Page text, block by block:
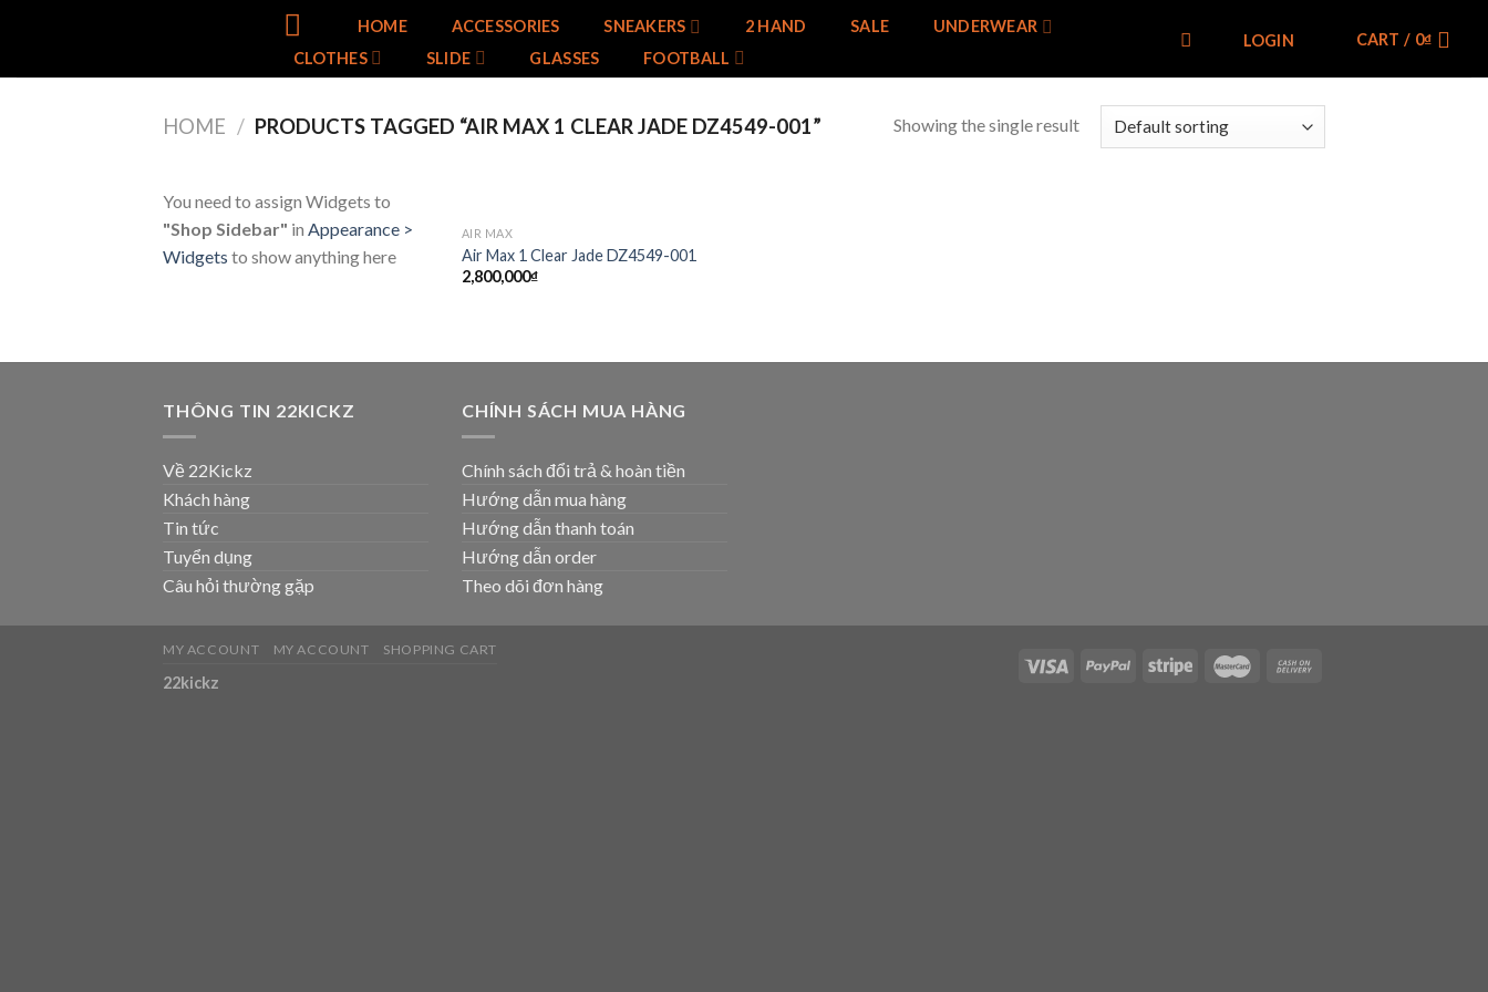
HOME ACCESSORIES SNEAKERS 2 HAND SALE
UNDERWEAR
CLOTHES
SLIDE GLASSES FOOTBALL
LOGIN CART / 0₫
HOME / PRODUCTS TAGGED “AIR MAX 1 CLEAR JADE DZ4549-001” Showing the single result
You need to assign Widgets to
"Shop Sidebar" in Appearance >
Widgets to show anything here
Add to
wishlist
AIR MAX
Air Max 1 Clear Jade DZ4549-001
2,800,000₫
THÔNG TIN 22KICKZ
Về 22Kickz
Khách hàng
Tin tức
Tuyển dụng
Câu hỏi thường gặp
CHÍNH SÁCH MUA HÀNG
Chính sách đổi trả & hoàn tiền
Hướng dẫn mua hàng
Hướng dẫn thanh toán
Hướng dẫn order
Theo dõi đơn hàng
MY ACCOUNT MY ACCOUNT SHOPPING CART
22kickz